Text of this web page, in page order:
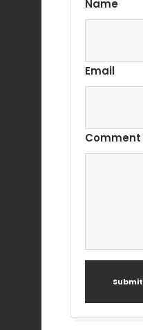
Name
Email
Comment
Submit